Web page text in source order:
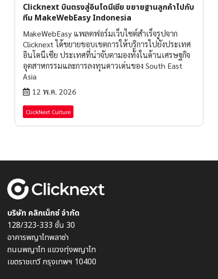
Clicknext บินตรงสู่อินโดนีเซีย ขยายฐานลูกค้าไปกับ
ทีม MakeWebEasy Indonesia
MakeWebEasy แพลตฟอร์มเว็บไซต์สำเร็จรูปจาก
Clicknext ได้ขยายขอบเขตการให้บริการไปยังประเทศ
อินโดนีเซีย ประเทศที่น่าจับตามองทั้งในด้านเศรษฐกิจ
อุตสาหกรรมและการลงทุนดาวเด่นของ South East
Asia
12 พ.ค. 2026
ClickNext Culture
บริษัท คลิกเน็กซ์ จำกัด
128/323-333 ชั้น 30
อาคารพญาไทพลาซ่า
ถนนพญาไท แขวงทุ่งพญาไท
เขตราชเทวี กรุงเทพฯ 10400